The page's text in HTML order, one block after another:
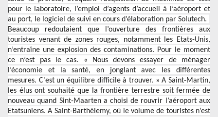
pour le laboratoire, l’emploi d’agents d’accueil à l’aéroport et
au port, le logiciel de suivi en cours d’élaboration par Solutech.
Beaucoup redoutaient que l’ouverture des frontières aux
touristes venant de zones rouges, notamment les Etats-Unis,
n’entraîne une explosion des contaminations. Pour le moment
ce n’est pas le cas. « Nous devons essayer de ménager
l’économie et la santé, en jonglant avec les différentes
mesures. C’est un équilibre difficile à trouver. » A Saint-Martin,
les élus ont souhaité que la frontière terrestre soit fermée de
nouveau quand Sint-Maarten a choisi de rouvrir l’aéroport aux
Etatsuniens. A Saint-Barthélemy, où le volume de touristes n’est